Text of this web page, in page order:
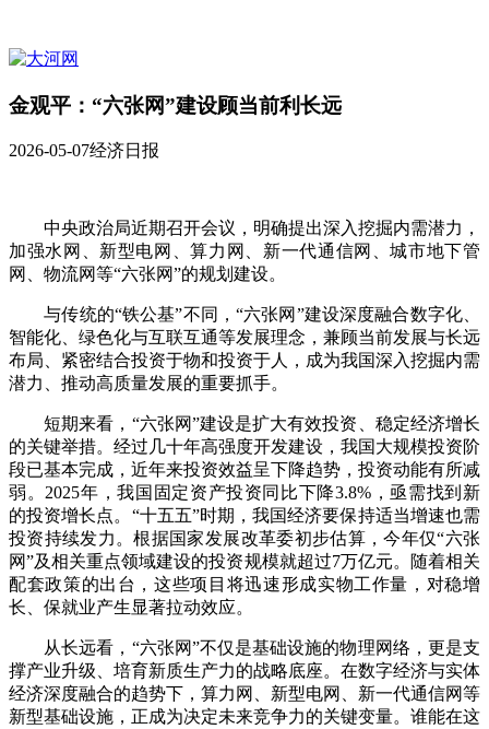
金观平：“六张网”建设顾当前利长远
2026-05-07经济日报
中央政治局近期召开会议，明确提出深入挖掘内需潜力，
加强水网、新型电网、算力网、新一代通信网、城市地下管
网、物流网等“六张网”的规划建设。
与传统的“铁公基”不同，“六张网”建设深度融合数字化、
智能化、绿色化与互联互通等发展理念，兼顾当前发展与长远
布局、紧密结合投资于物和投资于人，成为我国深入挖掘内需
潜力、推动高质量发展的重要抓手。
短期来看，“六张网”建设是扩大有效投资、稳定经济增长
的关键举措。经过几十年高强度开发建设，我国大规模投资阶
段已基本完成，近年来投资效益呈下降趋势，投资动能有所减
弱。2025年，我国固定资产投资同比下降3.8%，亟需找到新
的投资增长点。“十五五”时期，我国经济要保持适当增速也需
投资持续发力。根据国家发展改革委初步估算，今年仅“六张
网”及相关重点领域建设的投资规模就超过7万亿元。随着相关
配套政策的出台，这些项目将迅速形成实物工作量，对稳增
长、保就业产生显著拉动效应。
从长远看，“六张网”不仅是基础设施的物理网络，更是支
撑产业升级、培育新质生产力的战略底座。在数字经济与实体
经济深度融合的趋势下，算力网、新型电网、新一代通信网等
新型基础设施，正成为决定未来竞争力的关键变量。谁能在这